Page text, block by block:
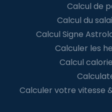
Calcul de
Calcul du
Calcul Signe
Calculer les
Calcul
Calculer votre vitesse